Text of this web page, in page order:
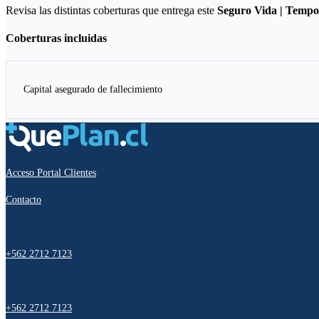
Revisa las distintas coberturas que entrega este Seguro Vida |
Coberturas incluidas
Capital asegurado de fallecimiento
Acceso Portal Clientes
Contacto
+562 2712 7123
+562 2712 7123